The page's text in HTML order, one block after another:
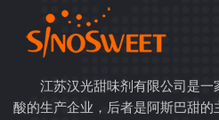
江苏汉光甜味剂有限公司是
酸的生产企业，后者是阿斯巴甜